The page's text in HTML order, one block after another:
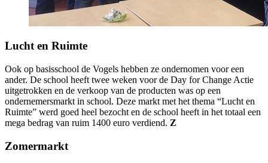
Lucht en Ruimte
Ook op basisschool de Vogels hebben ze ondernomen voor een
ander. De school heeft twee weken voor de Day for Change Actie
uitgetrokken en de verkoop van de producten was op een
ondernemersmarkt in school. Deze markt met het thema “Lucht en
Ruimte” werd goed heel bezocht en de school heeft in het totaal een
mega bedrag van ruim 1400 euro verdiend. Z
Zomermarkt